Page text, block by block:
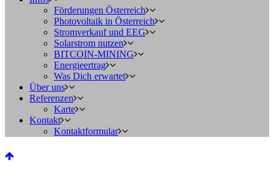
Förderungen Österreich
Photovoltaik in Österreich
Stromverkauf und EEG
Solarstrom nutzen
BITCOIN-MINING
Energieertrag
Was Dich erwartet
Über uns
Referenzen
Karte
Kontakt
Kontaktformular